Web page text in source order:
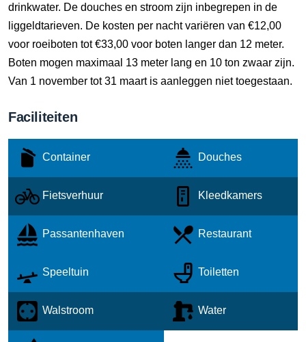
drinkwater. De douches en stroom zijn inbegrepen in de
liggeldtarieven. De kosten per nacht variëren van €12,00
voor roeiboten tot €33,00 voor boten langer dan 12 meter.
Boten mogen maximaal 13 meter lang en 10 ton zwaar zijn.
Van 1 november tot 31 maart is aanleggen niet toegestaan.
Faciliteiten
Container Douches
Fietsverhuur Kleedkamers
Passantenhaven Restaurant
Speeltuin Toiletten
Walstroom Water